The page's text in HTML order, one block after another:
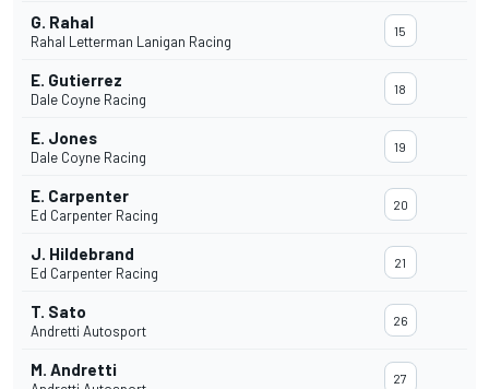
G. Rahal
Rahal Letterman Lanigan Racing
15
E. Gutierrez
Dale Coyne Racing
18
E. Jones
Dale Coyne Racing
19
E. Carpenter
Ed Carpenter Racing
20
J. Hildebrand
Ed Carpenter Racing
21
T. Sato
Andretti Autosport
26
M. Andretti 27